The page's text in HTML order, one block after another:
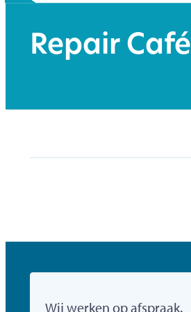
Repair Café
Gemeente Mol
Wij werken op afspraak.